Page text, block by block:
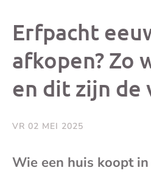
Erfpacht
afkopen? Zo
en dit zijn de
VR 02 MEI 2025
Wie een huis koopt